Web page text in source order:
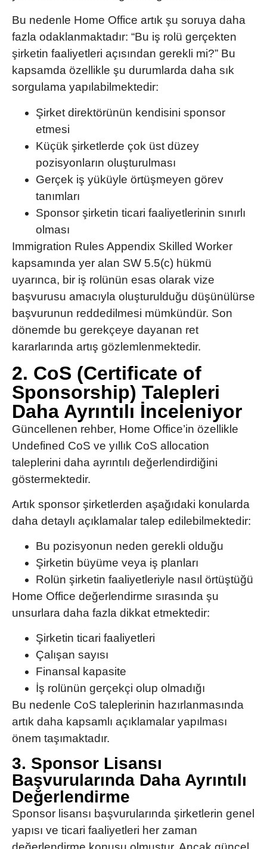
Bu nedenle Home Office artık şu soruya daha
fazla odaklanmaktadır: “Bu iş rolü gerçekten
şirketin faaliyetleri açısından gerekli mi?” Bu
kapsamda özellikle şu durumlarda daha sık
sorgulama yapılabilmektedir:
Şirket direktörünün kendisini sponsor
etmesi
Küçük şirketlerde çok üst düzey
pozisyonların oluşturulması
Gerçek iş yüküyle örtüşmeyen görev
tanımları
Sponsor şirketin ticari faaliyetlerinin sınırlı
olması
Immigration Rules Appendix Skilled Worker
kapsamında yer alan SW 5.5(c) hükmü
uyarınca, bir iş rolünün esas olarak vize
başvurusu amacıyla oluşturulduğu düşünülürse
başvurunun reddedilmesi mümkündür. Son
dönemde bu gerekçeye dayanan ret
kararlarında artış gözlemlenmektedir.
2. CoS (Certificate of
Sponsorship) Talepleri
Daha Ayrıntılı İnceleniyor
Güncellenen rehber, Home Office’in özellikle
Undefined CoS ve yıllık CoS allocation
taleplerini daha ayrıntılı değerlendirdiğini
göstermektedir.
Artık sponsor şirketlerden aşağıdaki konularda
daha detaylı açıklamalar talep edilebilmektedir:
Bu pozisyonun neden gerekli olduğu
Şirketin büyüme veya iş planları
Rolün şirketin faaliyetleriyle nasıl örtüştüğü
Home Office değerlendirme sırasında şu
unsurlara daha fazla dikkat etmektedir:
Şirketin ticari faaliyetleri
Çalışan sayısı
Finansal kapasite
İş rolünün gerçekçi olup olmadığı
Bu nedenle CoS taleplerinin hazırlanmasında
artık daha kapsamlı açıklamalar yapılması
önem taşımaktadır.
3. Sponsor Lisansı
Başvurularında Daha Ayrıntılı
Değerlendirme
Sponsor lisansı başvurularında şirketlerin genel
yapısı ve ticari faaliyetleri her zaman